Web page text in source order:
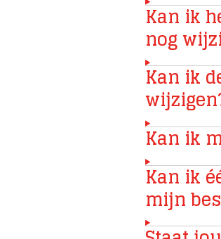
Kan ik
nog
Kan ik
Kan ik
Kan ik
mijn